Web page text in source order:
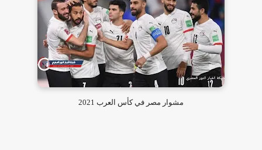
مشوار مصر في كأس العرب 2021